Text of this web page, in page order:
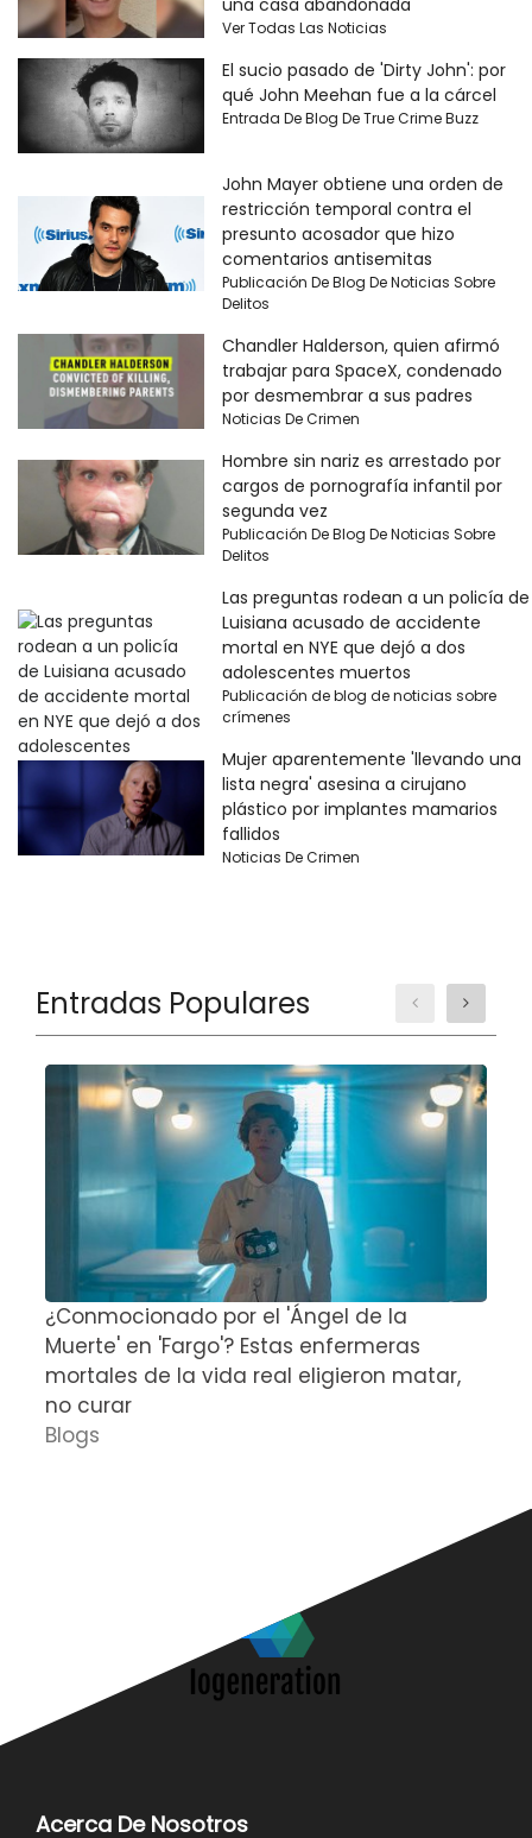
Ver Todas Las Noticias
El sucio pasado de 'Dirty John': por
qué John Meehan fue a la cárcel
Entrada De Blog De True Crime Buzz
John Mayer obtiene una orden de
restricción temporal contra el
presunto acosador que hizo
comentarios antisemitas
Publicación De Blog De Noticias Sobre
Delitos
Chandler Halderson, quien afirmó
trabajar para SpaceX, condenado
por desmembrar a sus padres
Noticias De Crimen
Hombre sin nariz es arrestado por
cargos de pornografía infantil por
segunda vez
Publicación De Blog De Noticias Sobre
Delitos
Las preguntas rodean a un policía de
Luisiana acusado de accidente
mortal en NYE que dejó a dos
adolescentes muertos
Publicación de blog de noticias sobre
crímenes
Mujer aparentemente 'llevando una
lista negra' asesina a cirujano
plástico por implantes mamarios
fallidos
Noticias De Crimen
Entradas Populares
¿Conmocionado por el 'Ángel de la
Muerte' en 'Fargo'? Estas enfermeras
mortales de la vida real eligieron matar,
no curar
Blogs
Acerca De Nosotros